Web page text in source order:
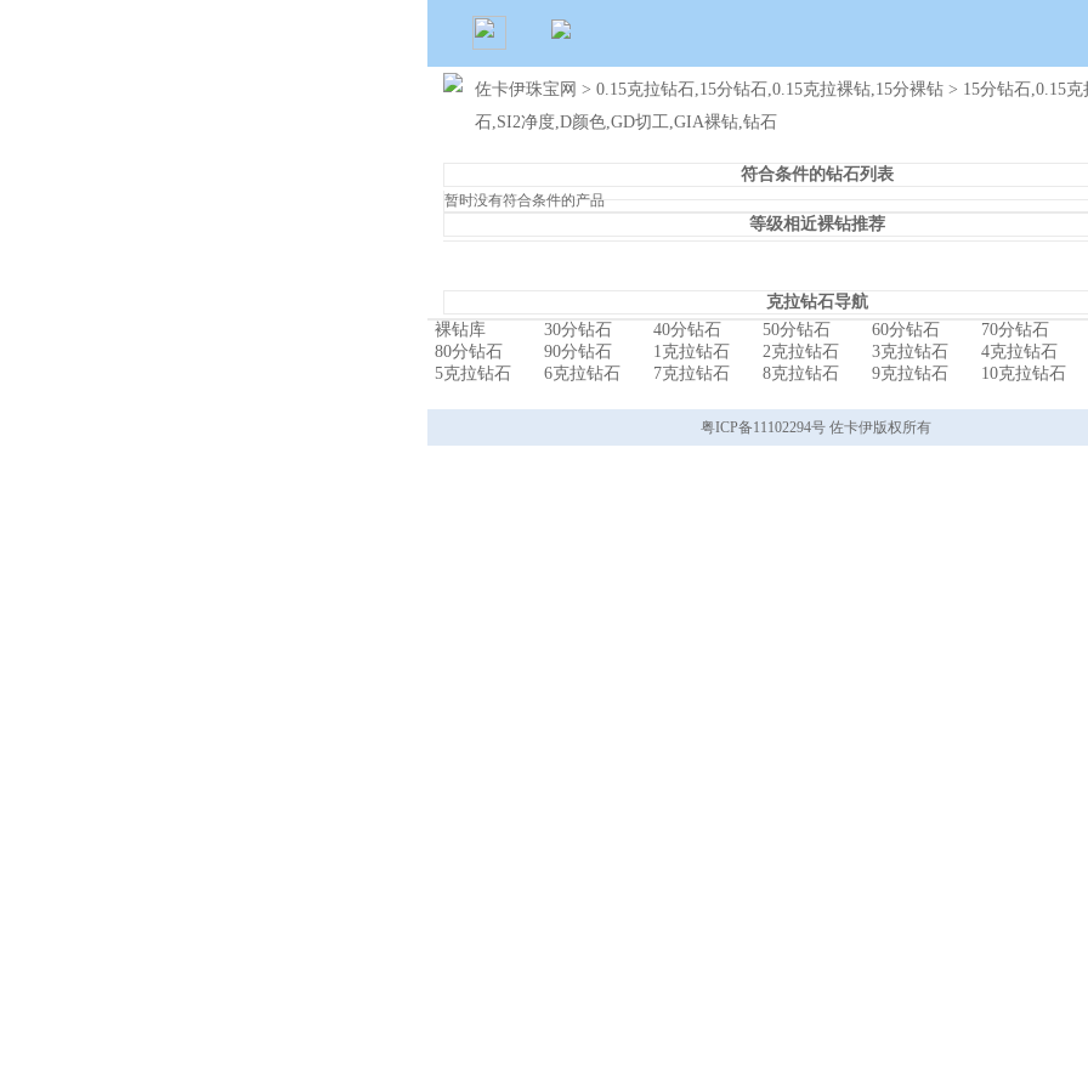
佐卡伊珠宝网 > 0.15克拉钻石,15分钻石,0.15克拉裸钻,15分裸钻 > 15分钻石,0.15克
石,SI2净度,D颜色,GD切工,GIA裸钻,钻石
符合条件的钻石列表
暂时没有符合条件的产品
等级相近裸钻推荐
克拉钻石导航
裸钻库
30分钻石 40分钻石 50分钻石 60分钻石
70分钻石
80分钻石
90分钻石 1克拉钻石 2克拉钻石 3克拉钻石
4克拉钻石
5克拉钻石
6克拉钻石 7克拉钻石 8克拉钻石 9克拉钻石 10克拉钻石
粤ICP备11102294号 佐卡伊版权所有